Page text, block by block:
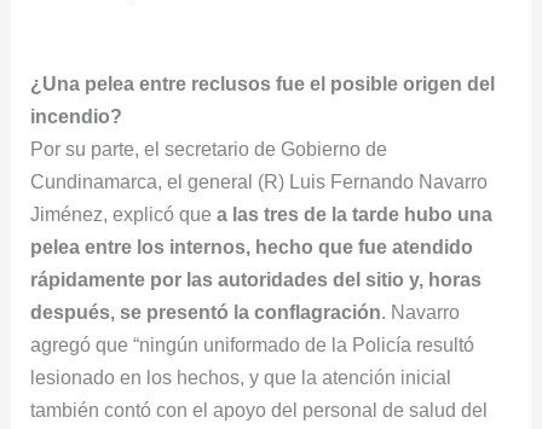
¿Una pelea entre reclusos fue el posible origen del
incendio?
Por su parte, el secretario de Gobierno de
Cundinamarca, el general (R) Luis Fernando Navarro
Jiménez, explicó quea las tres de la tarde hubo una
pelea entre los internos, hecho que fue atendido
rápidamente por las autoridades del sitio y, horas
después, se presentó la conflagración. Navarro
agregó que “ningún uniformado de la Policía resultó
lesionado en los hechos, y que la atención inicial
también contó con el apoyo del personal de salud del